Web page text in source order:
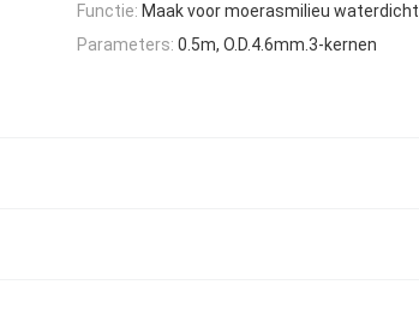
Functie: Maak voor moerasmilieu waterdicht
Parameters: 0.5m, O.D.4.6mm.3-kernen